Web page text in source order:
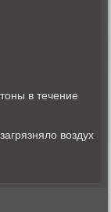
в течение
воздух